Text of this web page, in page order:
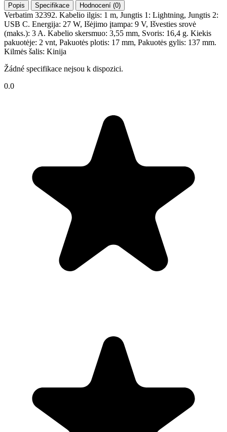
Popis Specifikace Hodnocení (0)
Verbatim 32392. Kabelio ilgis: 1 m, Jungtis 1: Lightning, Jungtis 2:
USB C. Energija: 27 W, Išėjimo įtampa: 9 V, Išvesties srovė
(maks.): 3 A. Kabelio skersmuo: 3,55 mm, Svoris: 16,4 g. Kiekis
pakuotėje: 2 vnt, Pakuotės plotis: 17 mm, Pakuotės gylis: 137 mm.
Kilmės šalis: Kinija
Žádné specifikace nejsou k dispozici.
0.0